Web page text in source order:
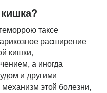
такое
расширение
кишки,
а иногда
и другими
этой болезни,